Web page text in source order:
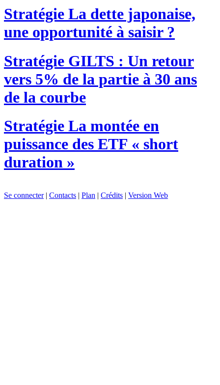
Stratégie La dette japonaise,
une opportunité à saisir ?
Stratégie GILTS : Un retour
vers 5% de la partie à 30 ans
de la courbe
Stratégie La montée en
puissance des ETF « short
duration »
Se connecter| Contacts | Plan | Crédits | Version Web